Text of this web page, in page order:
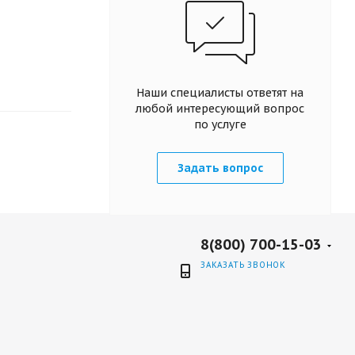
Наши специалисты ответят на
любой интересующий вопрос
по услуге
Задать вопрос
8(800) 700-15-03
ЗАКАЗАТЬ ЗВОНОК